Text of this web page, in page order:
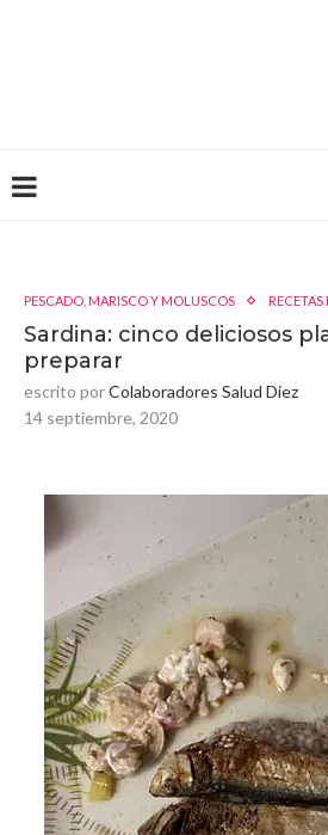
PESCADO, MARISCO Y MOLUSCOS
Sardina: cinco deliciosos
preparar
escrito porColaboradores Salud Diez
14 septiembre, 2020